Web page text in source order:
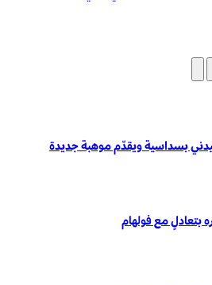
بسداسية ويقدّم موهبة جديدة
بتعادلٍ مع فولهام